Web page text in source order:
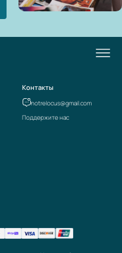
Контакты
notrelocus@gmail.com
Поддержите нас